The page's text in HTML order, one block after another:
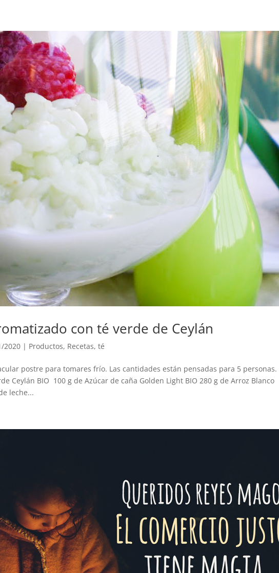
con té verde de Ceylán
2020 | Productos, Recetas,té
postre para tomares frío. Las cantidades están pensadas para 5 personas.
Ceylán BIO 100 g de Azúcar de caña Golden Light BIO 280 g de Arroz Blanco
leche...